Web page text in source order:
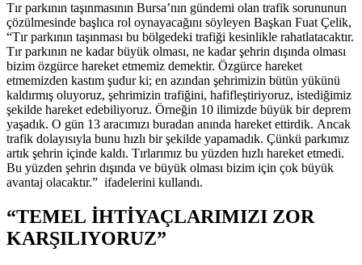
Tır parkının taşınmasının Bursa’nın gündemi olan trafik sorununun
çözülmesinde başlıca rol oynayacağını söyleyen Başkan Fuat Çelik,
“Tır parkının taşınması bu bölgedeki trafiği kesinlikle rahatlatacaktır.
Tır parkının ne kadar büyük olması, ne kadar şehrin dışında olması
bizim özgürce hareket etmemiz demektir. Özgürce hareket
etmemizden kastım şudur ki; en azından şehrimizin bütün yükünü
kaldırmış oluyoruz, şehrimizin trafiğini, hafifleştiriyoruz, istediğimiz
şekilde hareket edebiliyoruz. Örneğin 10 ilimizde büyük bir deprem
yaşadık. O gün 13 aracımızı buradan anında hareket ettirdik. Ancak
trafik dolayısıyla bunu hızlı bir şekilde yapamadık. Çünkü parkımız
artık şehrin içinde kaldı. Tırlarımız bu yüzden hızlı hareket etmedi.
Bu yüzden şehrin dışında ve büyük olması bizim için çok büyük
avantaj olacaktır.” ifadelerini kullandı.
“TEMEL İHTİYAÇLARIMIZI ZOR
KARŞILIYORUZ”